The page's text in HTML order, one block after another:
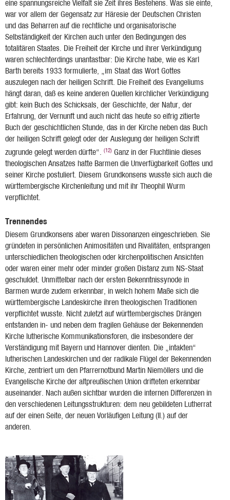
eine spannungsreiche Vielfalt sie Zeit ihres Bestehens. Was sie einte,
war vor allem der Gegensatz zur Häresie der Deutschen Christen
und das Beharren auf die rechtliche und organisatorische
Selbständigkeit der Kirchen auch unter den Bedingungen des
totalitären Staates. Die Freiheit der Kirche und ihrer Verkündigung
waren schlechterdings unantastbar: Die Kirche habe, wie es Karl
Barth bereits 1933 formulierte, „im Staat das Wort Gottes
auszulegen nach der heiligen Schrift. Die Freiheit des Evangeliums
hängt daran, daß es keine anderen Quellen kirchlicher Verkündigung
gibt: kein Buch des Schicksals, der Geschichte, der Natur, der
Erfahrung, der Vernunft und auch nicht das heute so eifrig zitierte
Buch der geschichtlichen Stunde, das in der Kirche neben das Buch
der heiligen Schrift gelegt oder der Auslegung der heiligen Schrift
zugrunde gelegt werden dürfte“. (12) Ganz in der Fluchtlinie dieses
theologischen Ansatzes hatte Barmen die Unverfügbarkeit Gottes und
seiner Kirche postuliert. Diesem Grundkonsens wusste sich auch die
württembergische Kirchenleitung und mit ihr Theophil Wurm
verpflichtet.
Trennendes
Diesem Grundkonsens aber waren Dissonanzen eingeschrieben. Sie
gründeten in persönlichen Animositäten und Rivalitäten, entsprangen
unterschiedlichen theologischen oder kirchenpolitischen Ansichten
oder waren einer mehr oder minder großen Distanz zum NS-Staat
geschuldet. Unmittelbar nach der ersten Bekenntnissynode in
Barmen wurde zudem erkennbar, in welch hohem Maße sich die
württembergische Landeskirche ihren theologischen Traditionen
verpflichtet wusste. Nicht zuletzt auf württembergisches Drängen
entstanden in- und neben dem fragilen Gehäuse der Bekennenden
Kirche lutherische Kommunikationsforen, die insbesondere der
Verständigung mit Bayern und Hannover dienten. Die „intakten“
lutherischen Landeskirchen und der radikale Flügel der Bekennenden
Kirche, zentriert um den Pfarrernotbund Martin Niemöllers und die
Evangelische Kirche der altpreußischen Union drifteten erkennbar
auseinander. Nach außen sichtbar wurden die internen Differenzen in
den verschiedenen Leitungsstrukturen: dem neu gebildeten Lutherrat
auf der einen Seite, der neuen Vorläufigen Leitung (II.) auf der
anderen.